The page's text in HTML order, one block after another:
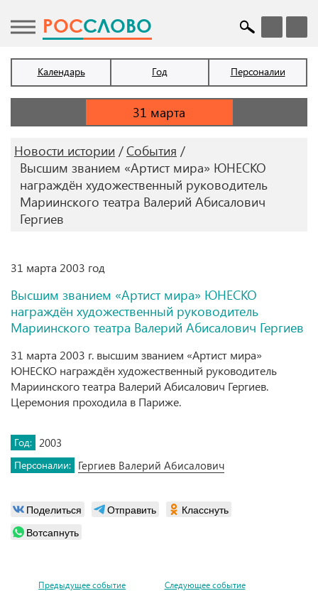
POCСЛОВО
Календарь Год Персоналии
Новости истории
События
Высшим званием «Артист мира» ЮНЕСКО
награждён художественный руководитель
Мариинского театра Валерий Абисалович
Гергиев
31 марта 2003 год
Высшим званием «Артист мира» ЮНЕСКО
награждён художественный руководитель
Мариинского театра Валерий Абисалович Гергиев
31 марта 2003 г. высшим званием «Артист мира»
ЮНЕСКО награждён художественный руководитель
Мариинского театра Валерий Абисалович Гергиев.
Церемония проходила в Париже.
Год: 2003
Персоналии: Гергиев Валерий Абисалович
Поделиться Отправить
Класснуть
Вотсапнуть
Предыдущее событие Следующее событие